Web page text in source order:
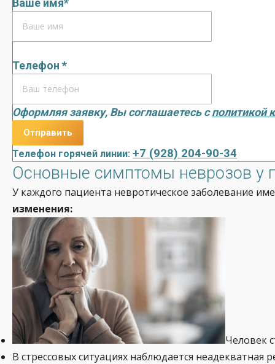
Ваше имя*
Телефон *
Оформляя заявку, Вы соглашаетесь сполитикой
Телефон горячей линии: +7 (928) 204-90-34
Основные симптомы неврозов у
У каждого пациента невротическое заболевание
изменения:
Человек
В стрессовых ситуациях наблюдается неадекватная